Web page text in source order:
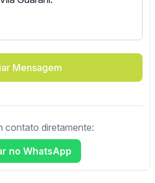
Mensagem
contato diretamente:
no WhatsApp